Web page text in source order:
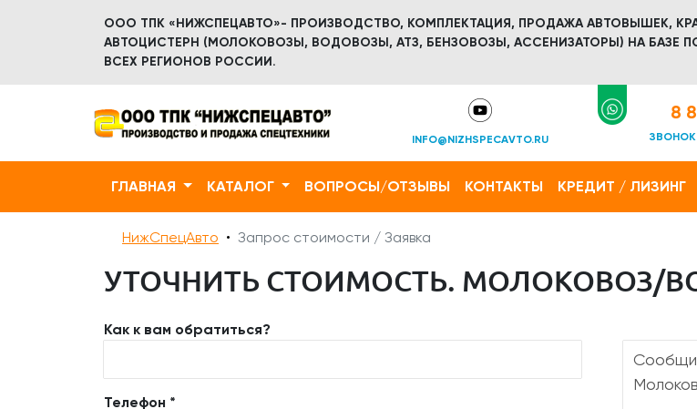
ООО ТПК «НИЖСПЕЦАВТО»- ПРОИЗВОДСТВО, КОМПЛЕКТАЦИЯ, ПРОДАЖА АВТОВЫШЕК,
АВТОЦИСТЕРН (МОЛОКОВОЗЫ, ВОДОВОЗЫ, АТЗ, БЕНЗОВОЗЫ, АССЕНИЗАТОРЫ) НА БАЗЕ
ВСЕХ РЕГИОНОВ РОССИИ.
INFO@NIZHSPECAVTO.RU
8
ГЛАВНАЯ КАТАЛОГ ВОПРОСЫ/ОТЗЫВЫ КОНТАКТЫ КРЕДИТ / ЛИЗИНГ
НижСпецАвто Запрос стоимости / Заявка
УТОЧНИТЬ СТОИМОСТЬ. МОЛОКОВОЗ/
Как к вам обратиться?
Телефон *